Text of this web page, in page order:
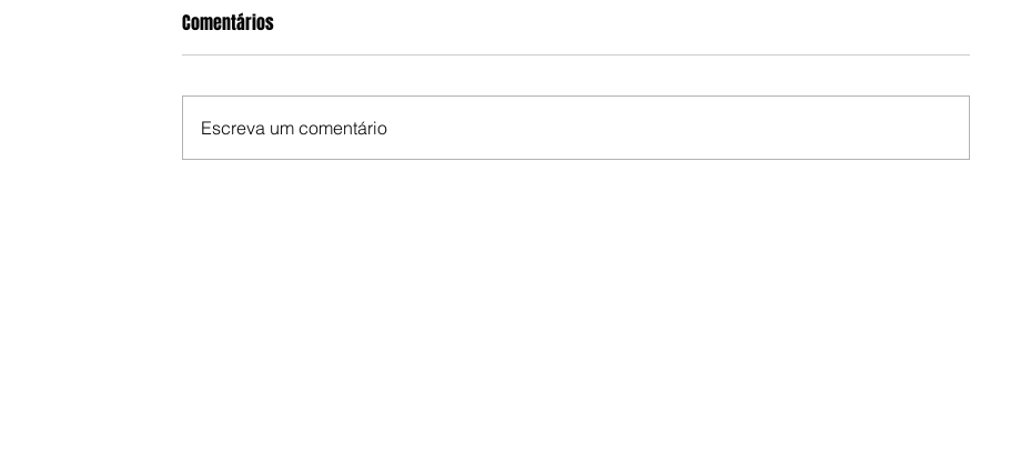
Comentários
Escreva um comentário